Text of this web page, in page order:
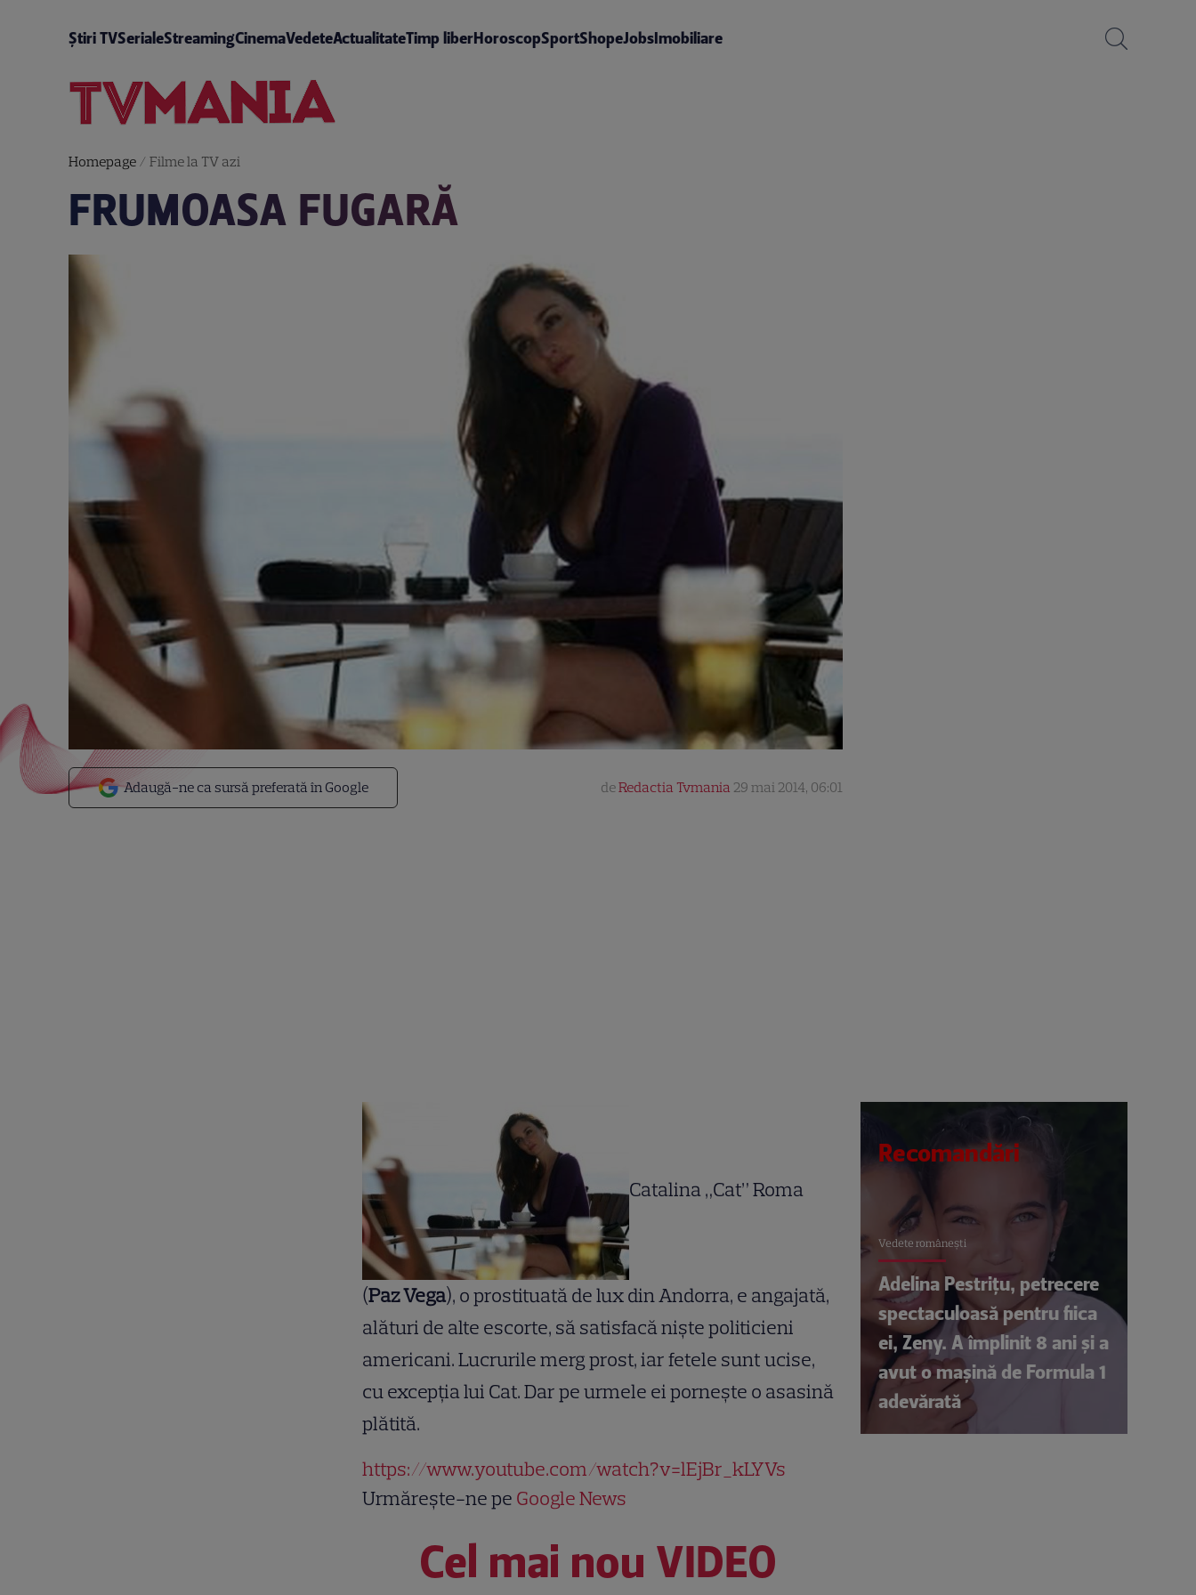
Știri TVSerialeStreamingCinemaVedeteActualitateTimp liberHoroscopSportShopeJobsImobiliare
Homepage/ Filme la TV azi
FRUMOASA FUGARĂ
Adaugă-ne ca sursă preferată în Google deRedactia Tvmania 29 mai 2014, 06:01
Catalina „Cat” Roma
(Paz Vega), o prostituată de lux din Andorra, e angajată,
alături de alte escorte, să satisfacă nişte po­liticieni
americani. Lucrurile merg prost, iar fetele sunt ucise,
cu excepţia lui Cat. Dar pe urmele ei porneşte o asasină
plătită.
https://www.youtube.com/watch?v=lEjBr_kLYVs
Urmărește-ne pe Google News
Cel mai nou VIDEO
Recomandări
Vedete româneşti
Adelina Pestrițu, petrecere
spectaculoasă pentru fiica
ei, Zeny. A împlinit 8 ani și a
avut o mașină de Formula 1
adevărată